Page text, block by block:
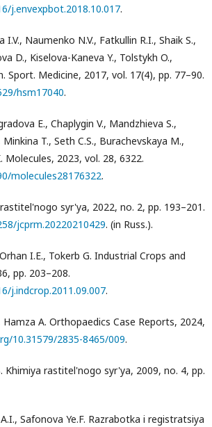
j.envexpbot.2018.10.017.
Naumenko N.V., Fatkullin R.I., Shaik S.,
D., Kiselova-Kaneva Y., Tolstykh O.,
Sport. Medicine, 2017, vol. 17(4), pp. 77–90.
hsm17040.
E., Chaplygin V., Mandzhieva S.,
Minkina T., Seth C.S., Burachevskaya M.,
Molecules, 2023, vol. 28, 6322.
molecules28176322.
syr'ya, 2022, no. 2, pp. 193–201.
jcprm.20220210429. (in Russ.).
I.E., Tokerb G. Industrial Crops and
pp. 203–208.
j.indcrop.2011.09.007.
Hamza A. Orthopaedics Case Reports, 2024,
10.31579/2835-8465/009.
Khimiya rastitel'nogo syr'ya, 2009, no. 4, pp.
A.I., Safonova Ye.F. Razrabotka i registratsiya